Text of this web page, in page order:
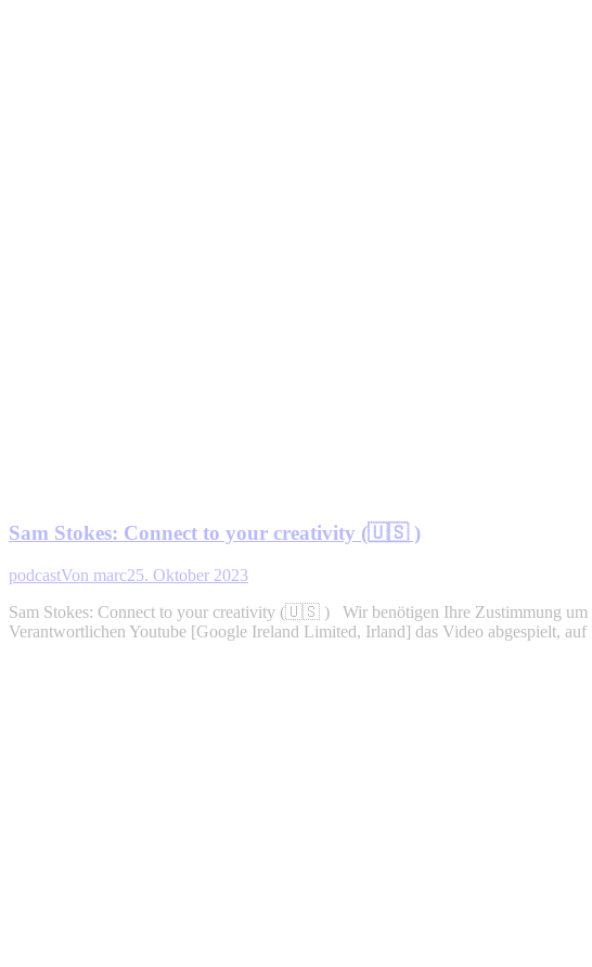
Sam Stokes: Connect to your creativity (🇺🇸 )
podcastVon marc25. Oktober 2023
Sam Stokes: Connect to your creativity (🇺🇸 ) Wir benötigen Ihre Zustimmung um
Verantwortlichen Youtube [Google Ireland Limited, Irland] das Video abgespielt,